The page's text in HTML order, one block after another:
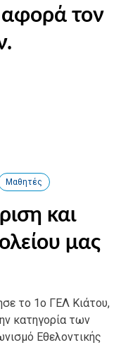
τον
Μαθητές
και
μας
το 1ο ΓΕΛ Κιάτου,
κατηγορία των
Εθελοντικής